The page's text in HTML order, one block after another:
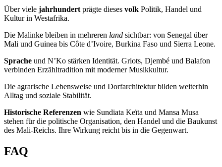
Über viele jahrhundert prägte dieses volk Politik, Handel und
Kultur in Westafrika.
Die Malinke bleiben in mehreren land sichtbar: von Senegal über
Mali und Guinea bis Côte d’Ivoire, Burkina Faso und Sierra Leone.
Sprache und N’Ko stärken Identität. Griots, Djembé und Balafon
verbinden Erzähltradition mit moderner Musikkultur.
Die agrarische Lebensweise und Dorfarchitektur bilden weiterhin
Alltag und soziale Stabilität.
Historische Referenzen wie Sundiata Keïta und Mansa Musa
stehen für die politische Organisation, den Handel und die Baukunst
des Mali‑Reichs. Ihre Wirkung reicht bis in die Gegenwart.
FAQ